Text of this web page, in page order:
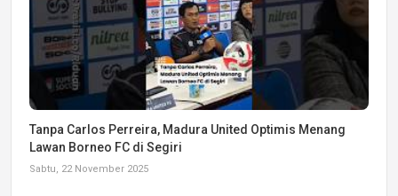
Tanpa Carlos Perreira, Madura United Optimis Menang
Lawan Borneo FC di Segiri
Sabtu, 22 November 2025